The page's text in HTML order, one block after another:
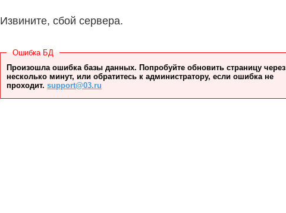
Извините, сбой сервера.
Ошибка БД
Произошла ошибка базы данных. Попробуйте обновить страницу через
несколько минут, или обратитесь к администратору, если ошибка не
проходит. support@03.ru